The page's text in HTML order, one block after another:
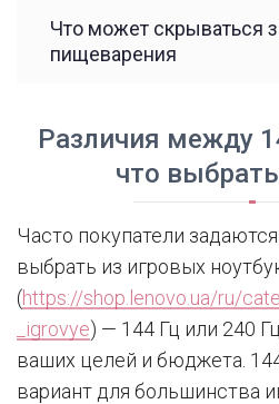
Что может скрываться
пищеварения
Различия между
что
Часто покупатели
выбрать из игровых
(https://shop.lenovo.ua/ru/
_igrovye) — 144 Гц или 240
ваших целей и бюджета.
вариант для большинства